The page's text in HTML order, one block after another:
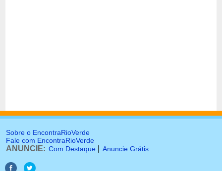
Sobre o EncontraRioVerde
Fale com EncontraRioVerde
ANUNCIE: Com Destaque Anuncie Grátis